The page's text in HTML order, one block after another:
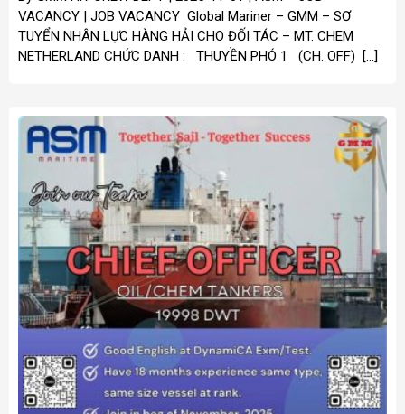
VACANCY | JOB VACANCY Global Mariner – GMM – SƠ
TUYỂN NHÂN LỰC HÀNG HẢI CHO ĐỐI TÁC – MT. CHEM
NETHERLAND CHỨC DANH : THUYỀN PHÓ 1 (CH. OFF) […]